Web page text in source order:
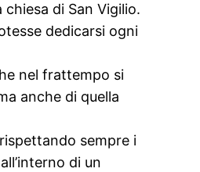
di San Vigilio.
dedicarsi ogni
nel frattempo si
anche di quella
sempre i
di un